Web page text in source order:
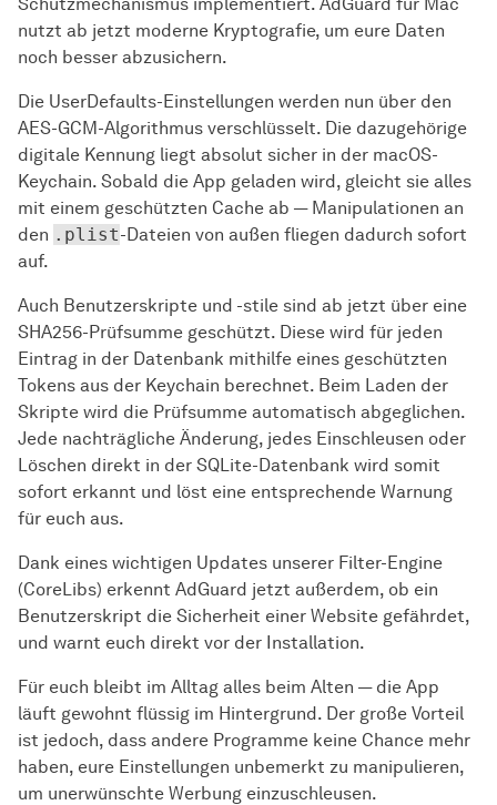
nutzt ab jetzt moderne Kryptografie, um eure Daten
noch besser abzusichern.
Die UserDefaults-Einstellungen werden nun über den
AES-GCM-Algorithmus verschlüsselt. Die dazugehörige
digitale Kennung liegt absolut sicher in der macOS-
Keychain. Sobald die App geladen wird, gleicht sie alles
mit einem geschützten Cache ab — Manipulationen an
den .plist-Dateien von außen fliegen dadurch sofort
auf.
Auch Benutzerskripte und -stile sind ab jetzt über eine
SHA256-Prüfsumme geschützt. Diese wird für jeden
Eintrag in der Datenbank mithilfe eines geschützten
Tokens aus der Keychain berechnet. Beim Laden der
Skripte wird die Prüfsumme automatisch abgeglichen.
Jede nachträgliche Änderung, jedes Einschleusen oder
Löschen direkt in der SQLite-Datenbank wird somit
sofort erkannt und löst eine entsprechende Warnung
für euch aus.
Dank eines wichtigen Updates unserer Filter-Engine
(CoreLibs) erkennt AdGuard jetzt außerdem, ob ein
Benutzerskript die Sicherheit einer Website gefährdet,
und warnt euch direkt vor der Installation.
Für euch bleibt im Alltag alles beim Alten — die App
läuft gewohnt flüssig im Hintergrund. Der große Vorteil
ist jedoch, dass andere Programme keine Chance mehr
haben, eure Einstellungen unbemerkt zu manipulieren,
um unerwünschte Werbung einzuschleusen.